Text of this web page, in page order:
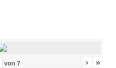
von 7 › »